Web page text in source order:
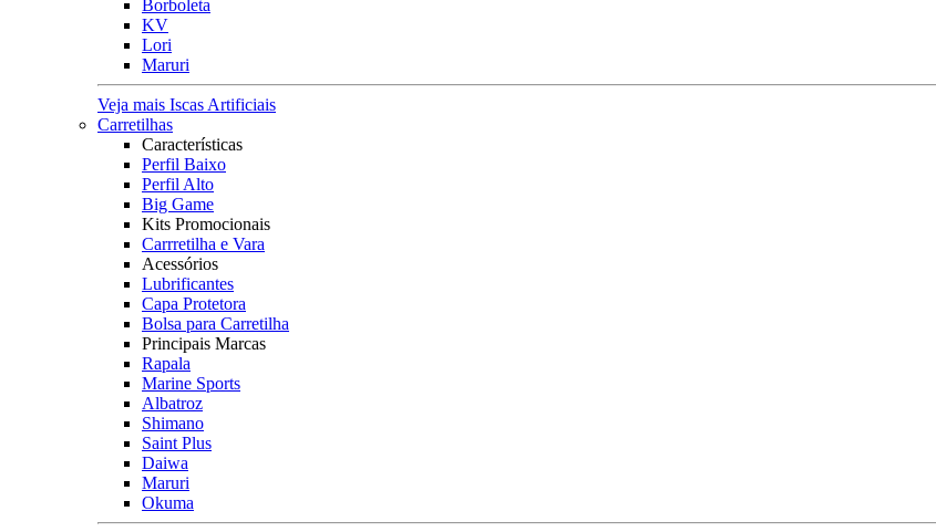
Borboleta
KV
Lori
Maruri
Veja mais Iscas Artificiais
Carretilhas
Características
Perfil Baixo
Perfil Alto
Big Game
Kits Promocionais
Carrretilha e Vara
Acessórios
Lubrificantes
Capa Protetora
Bolsa para Carretilha
Principais Marcas
Rapala
Marine Sports
Albatroz
Shimano
Saint Plus
Daiwa
Maruri
Okuma